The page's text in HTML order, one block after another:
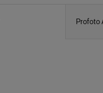
Profoto